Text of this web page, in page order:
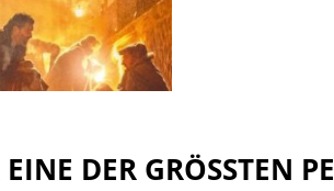
DER GRÖSSTEN